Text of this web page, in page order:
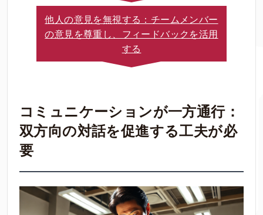
他人の意見を無視する：チームメンバー
の意見を尊重し、フィードバックを活用
する
コミュニケーションが一方通行：
双方向の対話を促進する工夫が必
要